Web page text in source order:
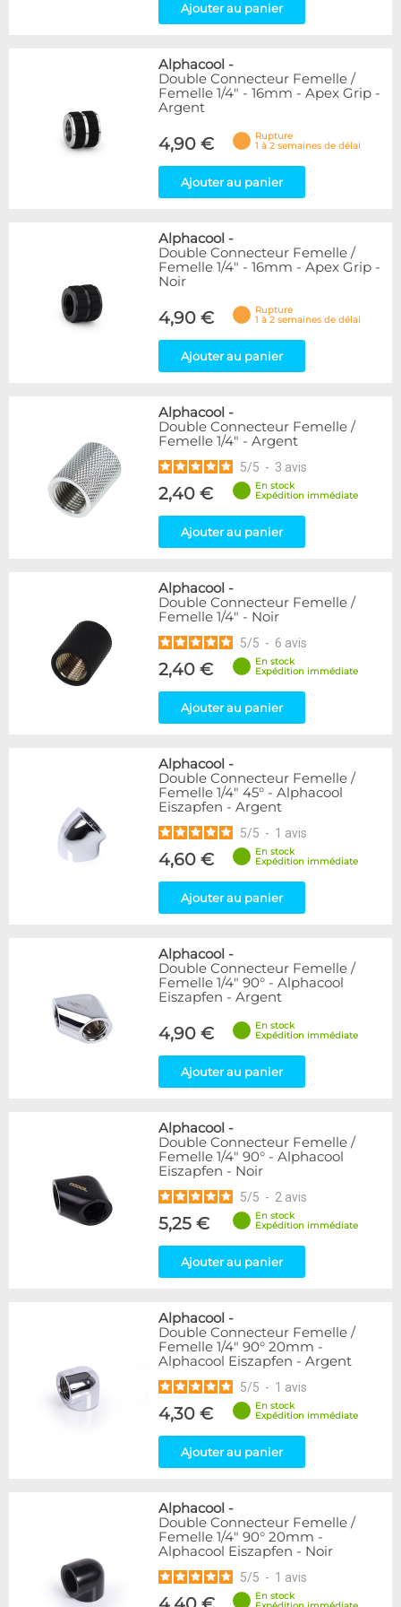
Ajouter au panier
Alphacool -
Double Connecteur Femelle /
Femelle 1/4" - 16mm - Apex Grip -
Argent
4,90 €
Rupture
1 à 2 semaines de délai
Ajouter au panier
Alphacool -
Double Connecteur Femelle /
Femelle 1/4" - 16mm - Apex Grip -
Noir
4,90 €
Rupture
1 à 2 semaines de délai
Ajouter au panier
Alphacool -
Double Connecteur Femelle /
Femelle 1/4" - Argent
5/5 - 3 avis
2,40 €
En stock
Expédition immédiate
Ajouter au panier
Alphacool -
Double Connecteur Femelle /
Femelle 1/4" - Noir
5/5 - 6 avis
2,40 €
En stock
Expédition immédiate
Ajouter au panier
Alphacool -
Double Connecteur Femelle /
Femelle 1/4" 45° - Alphacool
Eiszapfen - Argent
5/5 - 1 avis
4,60 €
En stock
Expédition immédiate
Ajouter au panier
Alphacool -
Double Connecteur Femelle /
Femelle 1/4" 90° - Alphacool
Eiszapfen - Argent
4,90 €
En stock
Expédition immédiate
Ajouter au panier
Alphacool -
Double Connecteur Femelle /
Femelle 1/4" 90° - Alphacool
Eiszapfen - Noir
5/5 - 2 avis
5,25 €
En stock
Expédition immédiate
Ajouter au panier
Alphacool -
Double Connecteur Femelle /
Femelle 1/4" 90° 20mm -
Alphacool Eiszapfen - Argent
5/5 - 1 avis
4,30 €
En stock
Expédition immédiate
Ajouter au panier
Alphacool -
Double Connecteur Femelle /
Femelle 1/4" 90° 20mm -
Alphacool Eiszapfen - Noir
5/5 - 1 avis
En stock